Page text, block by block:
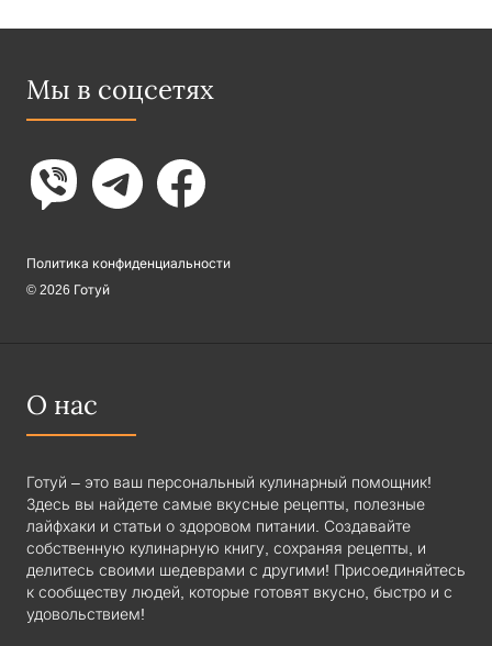
Мы в соцсетях
Политика конфиденциальности
© 2026 Готуй
О нас
Готуй – это ваш персональный кулинарный помощник!
Здесь вы найдете самые вкусные рецепты, полезные
лайфхаки и статьи о здоровом питании. Создавайте
собственную кулинарную книгу, сохраняя рецепты, и
делитесь своими шедеврами с другими! Присоединяйтесь
к сообществу людей, которые готовят вкусно, быстро и с
удовольствием!